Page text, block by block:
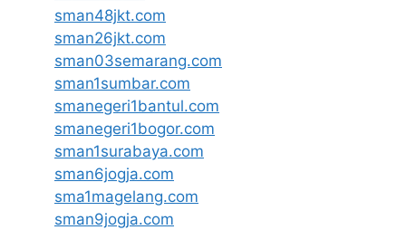
sman48jkt.com
sman26jkt.com
sman03semarang.com
sman1sumbar.com
smanegeri1bantul.com
smanegeri1bogor.com
sman1surabaya.com
sman6jogja.com
sma1magelang.com
sman9jogja.com